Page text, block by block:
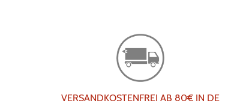
VERSANDKOSTENFREI AB 80€ IN DE